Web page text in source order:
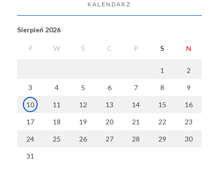
KALENDARZ
Sierpień 2026
P W Ś C P S N
1 2
3 4 5 6 7 8 9
10 11 12 13 14 15 16
17 18 19 20 21 22 23
24 25 26 27 28 29 30
31